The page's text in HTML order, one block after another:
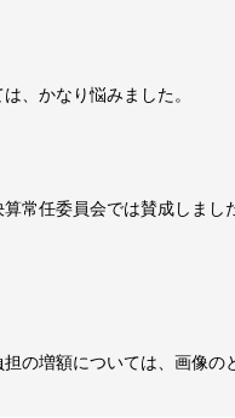
、かなり悩みました。
常任委員会では賛成しま
担の増額については、画像の